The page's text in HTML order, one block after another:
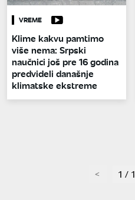
VREME
Klime kakvu pamtimo
više nema: Srpski
naučnici još pre 16 godina
predvideli današnje
klimatske ekstreme
page1 /